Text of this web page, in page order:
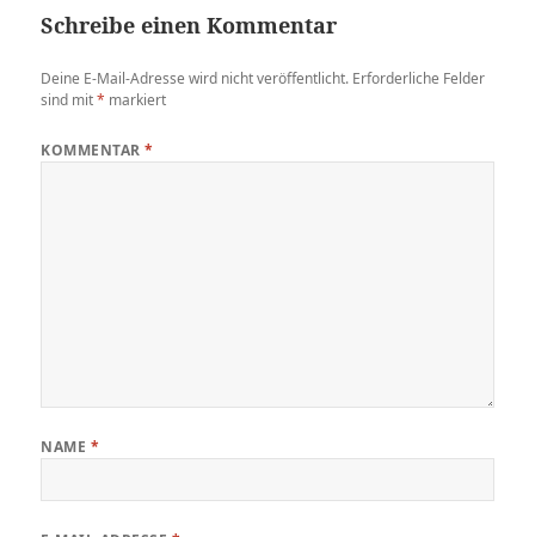
Schreibe einen Kommentar
Deine E-Mail-Adresse wird nicht veröffentlicht. Erforderliche Felder
sind mit* markiert
KOMMENTAR*
NAME *